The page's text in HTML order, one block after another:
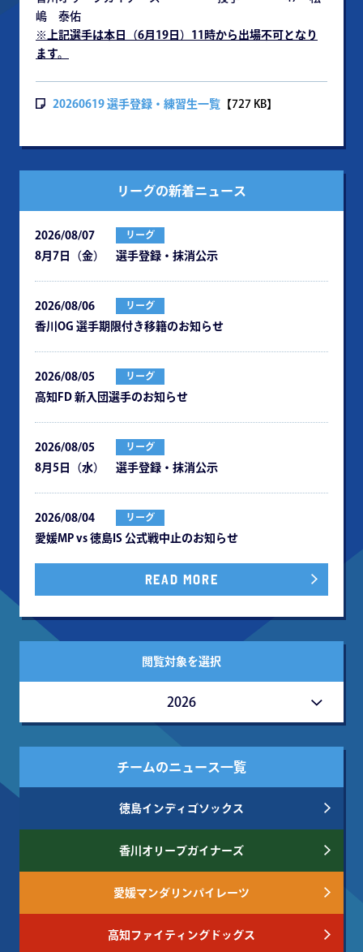
嶋 泰佑
※上記選手は本日（6月19日）11時から出場不可となり
ます。
20260619 選手登録・練習生一覧 【727 KB】
リーグの新着ニュース
2026/08/07 リーグ
8月7日（金） 選手登録・抹消公示
2026/08/06 リーグ
⾹川OG 選⼿期限付き移籍のお知らせ
2026/08/05 リーグ
⾼知FD 新⼊団選⼿のお知らせ
2026/08/05 リーグ
8月5日（水） 選手登録・抹消公示
2026/08/04 リーグ
愛媛MP vs 徳島IS 公式戦中⽌のお知らせ
READ MORE
閲覧対象を選択
2026
チームのニュース一覧
徳島インディゴソックス
香川オリーブガイナーズ
愛媛マンダリンパイレーツ
高知ファイティングドッグス